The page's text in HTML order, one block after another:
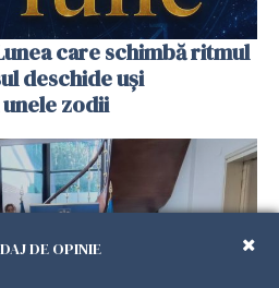
care schimbă ritmul
deschide uși
zodii
DE OPINIE